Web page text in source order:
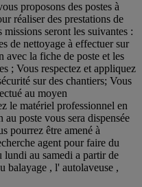
proposons des postes à
réaliser des prestations de
seront les suivantes :
de nettoyage à effectuer sur
avec la fiche de poste et les
; Vous respectez et appliquez
sur des chantiers; Vous
au moyen
le matériel professionnel en
poste vous sera dispensée
pourrez être amené à
agent pour faire du
lundi au samedi a partir de
balayage , l' autolaveuse ,